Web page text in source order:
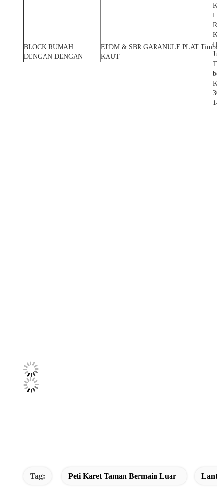
BLOCK RUMAH
DENGAN DENGAN
EPDM & SBR GARANULE
KAUT
PLAT
Tag: Peti Karet Taman Bermain Luar